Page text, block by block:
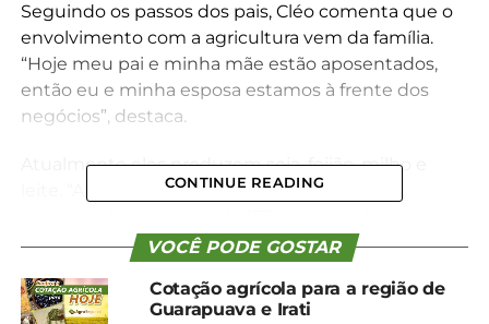
Seguindo os passos dos pais, Cléo comenta que o
envolvimento com a agricultura vem da família.
“Hoje meu pai e minha mãe estão aposentados,
então eu e minha esposa estamos à frente dos
negócios”, destaca.
Atualmente eles produzem soja, feijão, milho e
leite. “A produção do milho é destinada para
mas cada ano é uma produção dependendo do
clima”, explica o produtor.
De acordo com ele, neste ano a área destinada para
CONTINUE READING
VOCÊ PODE GOSTAR
Cotação agrícola para a região de
Guarapuava e Irati